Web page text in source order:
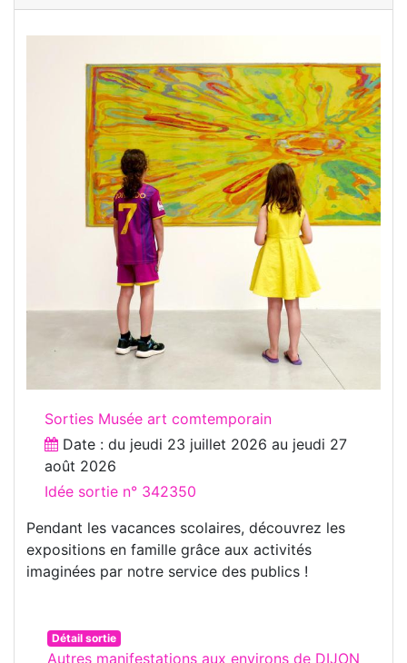
Sorties Musée art comtemporain
Date : du jeudi 23 juillet 2026 au jeudi 27
août 2026
Idée sortie n° 342350
Pendant les vacances scolaires, découvrez les
expositions en famille grâce aux activités
imaginées par notre service des publics !
Détail sortie
Autres manifestations aux environs de DIJON